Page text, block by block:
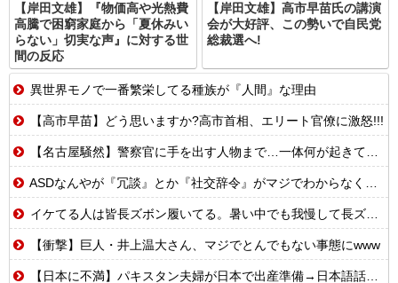
【岸田文雄】『物価高や光熱費
高騰で困窮家庭から「夏休みい
らない」切実な声』に対する世
間の反応
【岸田文雄】高市早苗氏の講演
会が大好評、この勢いで自民党
総裁選へ!
異世界モノで一番繁栄してる種族が『人間』な理由
【高市早苗】どう思いますか?高市首相、エリート官僚に激怒!!!
【名古屋騒然】警察官に手を出す人物まで…一体何が起きているのか #外国人 #共生社会 #japan
ASDなんやが『冗談』とか『社交辞令』がマジでわからなくて怖い
イケてる人は皆長ズボン履いてる。暑い中でも我慢して長ズボン履いてる。半ズボンはモテ無い。厳しいって
【衝撃】巨人・井上温大さん、マジでとんでもない事態にwww
【日本に不満】パキスタン夫婦が日本で出産準備→日本語話せないため病院に断られる